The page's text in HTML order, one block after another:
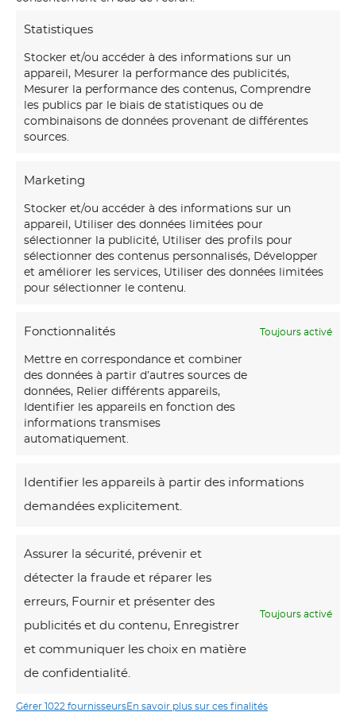
Statistiques
Stocker et/ou accéder à des informations sur un
appareil, Mesurer la performance des publicités,
Mesurer la performance des contenus, Comprendre
les publics par le biais de statistiques ou de
combinaisons de données provenant de différentes
sources.
Marketing
Stocker et/ou accéder à des informations sur un
appareil, Utiliser des données limitées pour
sélectionner la publicité, Utiliser des profils pour
sélectionner des contenus personnalisés, Développer
et améliorer les services, Utiliser des données limitées
pour sélectionner le contenu.
Fonctionnalités Toujours activé
Mettre en correspondance et combiner
des données à partir d’autres sources de
données, Relier différents appareils,
Identifier les appareils en fonction des
informations transmises
automatiquement.
Identifier les appareils à partir des informations
demandées explicitement.
Assurer la sécurité, prévenir et
détecter la fraude et réparer les
erreurs, Fournir et présenter des
publicités et du contenu, Enregistrer
et communiquer les choix en matière
de confidentialité.
Toujours activé
Gérer 1022 fournisseursEn savoir plus sur ces finalités